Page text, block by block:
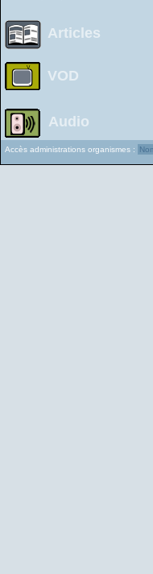
Articles
VOD
Audio
Accès administrations organismes :